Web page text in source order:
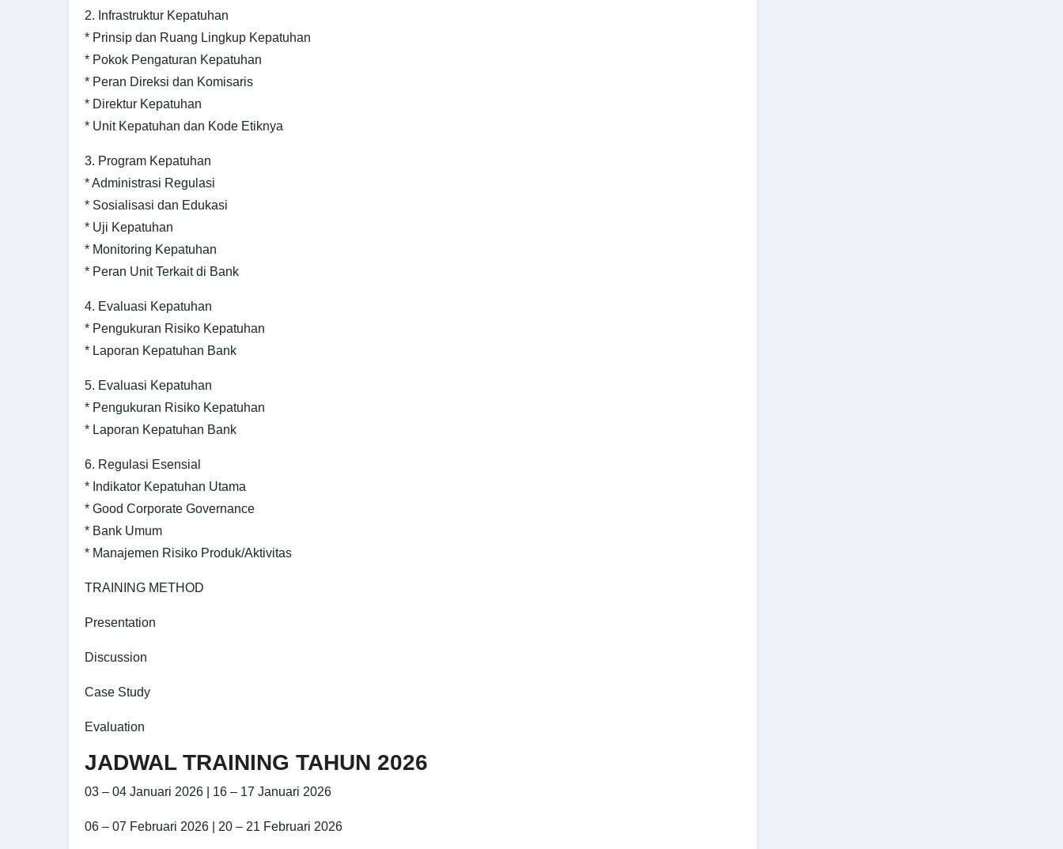
2. Infrastruktur Kepatuhan
* Prinsip dan Ruang Lingkup Kepatuhan
* Pokok Pengaturan Kepatuhan
* Peran Direksi dan Komisaris
* Direktur Kepatuhan
* Unit Kepatuhan dan Kode Etiknya
3. Program Kepatuhan
* Administrasi Regulasi
* Sosialisasi dan Edukasi
* Uji Kepatuhan
* Monitoring Kepatuhan
* Peran Unit Terkait di Bank
4. Evaluasi Kepatuhan
* Pengukuran Risiko Kepatuhan
* Laporan Kepatuhan Bank
5. Evaluasi Kepatuhan
* Pengukuran Risiko Kepatuhan
* Laporan Kepatuhan Bank
6. Regulasi Esensial
* Indikator Kepatuhan Utama
* Good Corporate Governance
* Bank Umum
* Manajemen Risiko Produk/Aktivitas
TRAINING METHOD
Presentation
Discussion
Case Study
Evaluation
JADWAL TRAINING TAHUN 2026
03 – 04 Januari 2026 | 16 – 17 Januari 2026
06 – 07 Februari 2026 | 20 – 21 Februari 2026